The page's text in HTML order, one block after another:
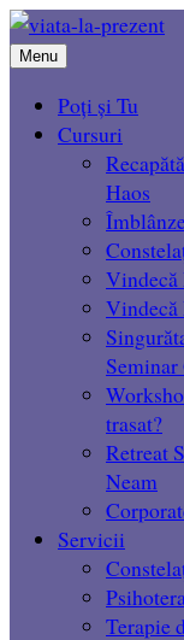
Menu
Poți și Tu
Cursuri
Haos
Vindecă
Vindecă
trasat?
Retreat
Neam
Servicii
Terapie